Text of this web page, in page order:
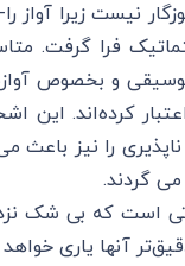
نیست زیرا آواز
فرا گرفت.
و بخصوص
کرده‌اند.
را نیز
گردند.
است که بی شک
آنها یاری خواهد